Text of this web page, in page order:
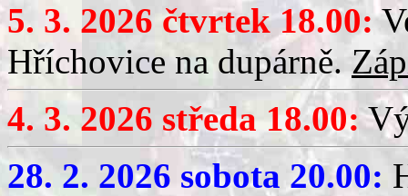
5. 3. 2026 čtvrtek 18.00:
Hříchovice na dupárně.
4. 3. 2026 středa 18.00:
28. 2. 2026 sobota 20.00: